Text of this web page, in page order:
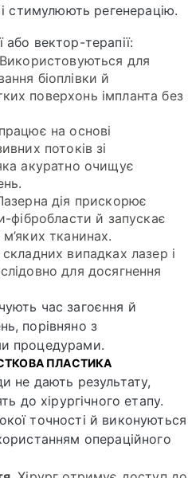
стимулюють регенерацію.
вектор-терапії:
для
біоплівки й
поверхонь імпланта без
на основі
потоків зі
акуратно очищує
дія прискорює
фібробласти й запускає
тканинах.
випадках лазер і
для досягнення
час загоєння й
порівняно з
процедурами.
ПЛАСТИКА
не дають результату,
до хірургічного етапу.
точності й виконуються
операційного